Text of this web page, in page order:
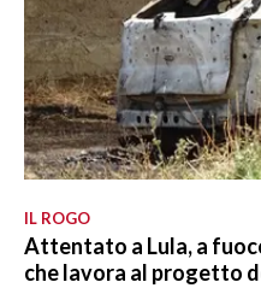
IL ROGO
Attentato a Lula, a
che lavora al progetto